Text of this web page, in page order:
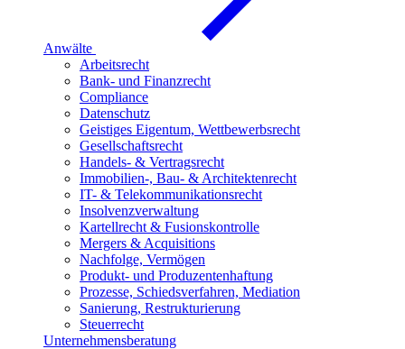
Anwälte
Arbeitsrecht
Bank- und Finanzrecht
Compliance
Datenschutz
Geistiges Eigentum, Wettbewerbsrecht
Gesellschaftsrecht
Handels- & Vertragsrecht
Immobilien-, Bau- & Architektenrecht
IT- & Telekommunikationsrecht
Insolvenzverwaltung
Kartellrecht & Fusionskontrolle
Mergers & Acquisitions
Nachfolge, Vermögen
Produkt- und Produzentenhaftung
Prozesse, Schiedsverfahren, Mediation
Sanierung, Restrukturierung
Steuerrecht
Unternehmensberatung